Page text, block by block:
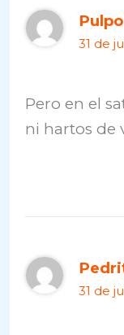
Pulpo
31 de
Pero en el
ni hartos de
31 de